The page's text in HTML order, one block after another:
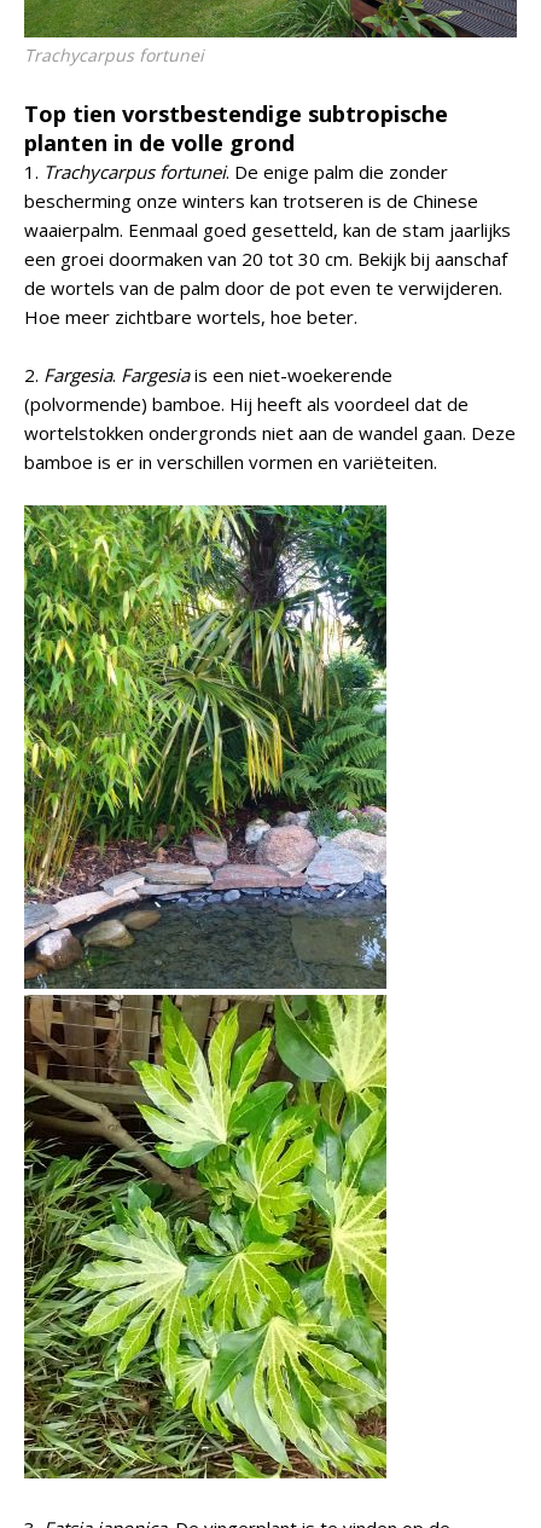
Trachycarpus fortunei
Top tien vorstbestendige subtropische
planten in de volle grond
1. Trachycarpus fortunei. De enige palm die zonder
bescherming onze winters kan trotseren is de Chinese
waaierpalm. Eenmaal goed gesetteld, kan de stam jaarlijks
een groei doormaken van 20 tot 30 cm. Bekijk bij aanschaf
de wortels van de palm door de pot even te verwijderen.
Hoe meer zichtbare wortels, hoe beter.
2. Fargesia. Fargesiais een niet-woekerende
(polvormende) bamboe. Hij heeft als voordeel dat de
wortelstokken ondergronds niet aan de wandel gaan. Deze
bamboe is er in verschillen vormen en variëteiten.